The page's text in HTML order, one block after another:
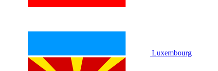
Luxembourg